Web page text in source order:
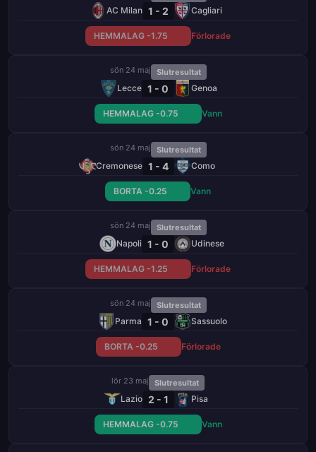
AC Milan 1 - 2 Cagliari
HEMMALAG -1.75 Förlorade
sön 24 maj Slutresultat
Lecce 1 - 0 Genoa
HEMMALAG -0.75 Vann
sön 24 maj Slutresultat
Cremonese 1 - 4 Como
BORTA -0.25 Vann
sön 24 maj Slutresultat
Napoli 1 - 0 Udinese
HEMMALAG -1.25 Förlorade
sön 24 maj Slutresultat
Parma 1 - 0 Sassuolo
BORTA -0.25 Förlorade
lör 23 maj Slutresultat
Lazio 2 - 1 Pisa
HEMMALAG -0.75 Vann